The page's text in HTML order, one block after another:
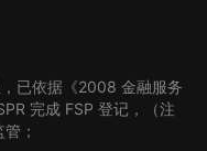
已依据《2008 金融服务
完成 FSP 登记，（注
；